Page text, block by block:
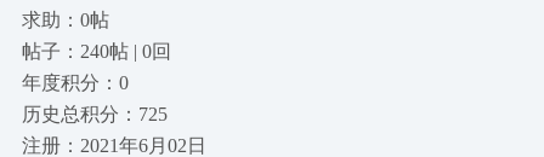
求助：0帖
帖子：240帖 | 0回
年度积分：0
历史总积分：725
注册：2021年6月02日